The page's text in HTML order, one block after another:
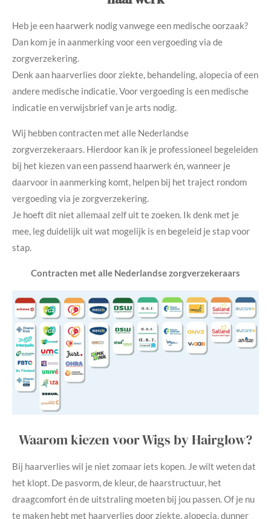
Heb je een haarwerk nodig vanwege een medische oorzaak?
Dan kom je in aanmerking voor een vergoeding via de
zorgverzekering.
Denk aan haarverlies door ziekte, behandeling, alopecia of een
andere medische indicatie. Voor vergoeding is een medische
indicatie en verwijsbrief van je arts nodig.
Wij hebben contracten met alle Nederlandse
zorgverzekeraars. Hierdoor kan ik je professioneel begeleiden
bij het kiezen van een passend haarwerk én, wanneer je
daarvoor in aanmerking komt, helpen bij het traject rondom
vergoeding via je zorgverzekering.
Je hoeft dit niet allemaal zelf uit te zoeken. Ik denk met je
mee, leg duidelijk uit wat mogelijk is en begeleid je stap voor
stap.
Contracten met alle Nederlandse zorgverzekeraars
Waarom kiezen voor Wigs by Hairglow?
Bij haarverlies wil je niet zomaar iets kopen. Je wilt weten dat
het klopt. De pasvorm, de kleur, de haarstructuur, het
draagcomfort én de uitstraling moeten bij jou passen. Of je nu
te maken hebt met haarverlies door ziekte, alopecia, dunner